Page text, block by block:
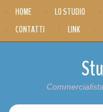
HOME LO STUDIO
CONTATTI
LINK